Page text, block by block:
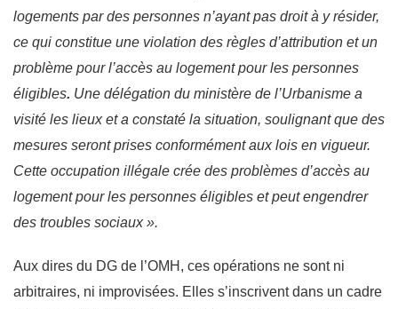
logements par des personnes n’ayant pas droit à y résider,
ce qui constitue une violation des règles d’attribution et un
problème pour l’accès au logement pour les personnes
éligibles. Une délégation du ministère de l’Urbanisme a
visité les lieux et a constaté la situation, soulignant que des
mesures seront prises conformément aux lois en vigueur.
Cette occupation illégale crée des problèmes d’accès au
logement pour les personnes éligibles et peut engendrer
des troubles sociaux ».
Aux dires du DG de l’OMH, ces opérations ne sont ni
arbitraires, ni improvisées. Elles s’inscrivent dans un cadre